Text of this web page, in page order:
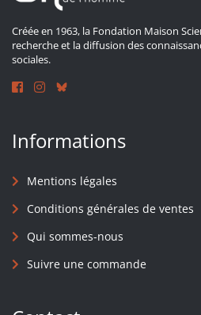
Créée en 1963, la Fondation Maison
recherche et la diffusion des
sociales.
Informations
Mentions légales
Conditions générales de ventes
Qui sommes-nous
Suivre une commande